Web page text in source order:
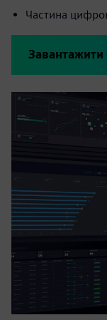
Частина